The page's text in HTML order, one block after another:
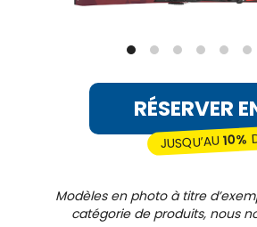
RÉSERVER
JUSQU’AU10%
Modèles en photo à titre
catégorie de produits, nous